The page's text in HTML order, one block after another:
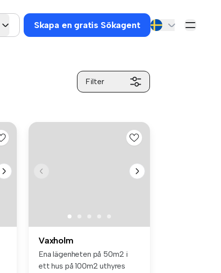
Skapa en gratis Sökagent
Filter
Vaxholm
Ena lägenheten på 50m2 i
ett hus på 100m2 uthyres